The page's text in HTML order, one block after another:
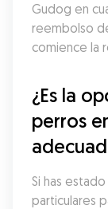
Gudog en
reembolso
comience la
¿Es la
perros
Si has
particulares